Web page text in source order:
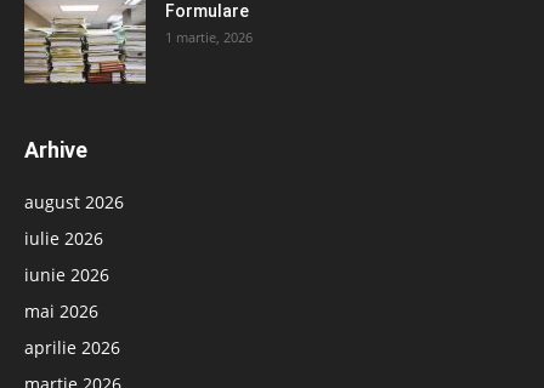
Formulare
1 martie, 2026
Arhive
august 2026
iulie 2026
iunie 2026
mai 2026
aprilie 2026